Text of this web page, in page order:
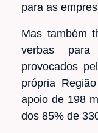
para as
Mas também
verbas para
provocados
própria
apoio de 198
dos 85% de